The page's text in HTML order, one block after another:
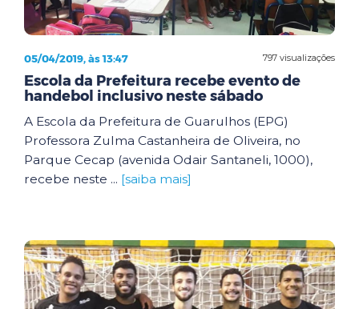
797 visualizações
05/04/2019, às 13:47
Escola da Prefeitura recebe evento de
handebol inclusivo neste sábado
A Escola da Prefeitura de Guarulhos (EPG)
Professora Zulma Castanheira de Oliveira, no
Parque Cecap (avenida Odair Santaneli, 1000),
recebe neste ... [saiba mais]